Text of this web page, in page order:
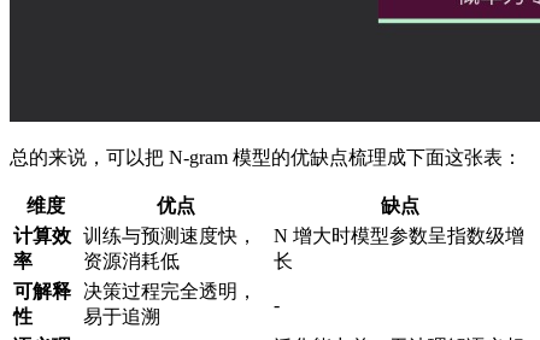
总的来说，可以把 N-gram 模型的优缺点梳理成下面这张表：
维度 优点
缺点
计算效
率
训练与预测速度快，
资源消耗低
N 增大时模型参数呈指数级增
长
可解释
性
决策过程完全透明，
易于追溯
-